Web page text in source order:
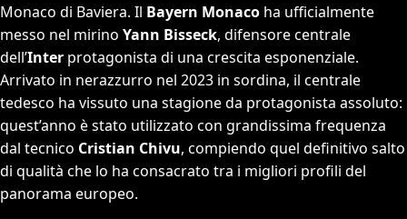
Monaco di Baviera. Il Bayern Monaco ha ufficialmente
messo nel mirino Yann Bisseck, difensore centrale
dell’Inter protagonista di una crescita esponenziale.
Arrivato in nerazzurro nel 2023 in sordina, il centrale
tedesco ha vissuto una stagione da protagonista assoluto:
quest’anno è stato utilizzato con grandissima frequenza
dal tecnico Cristian Chivu, compiendo quel definitivo salto
di qualità che lo ha consacrato tra i migliori profili del
panorama europeo.